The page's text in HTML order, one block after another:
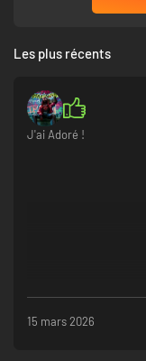
Les plus récents
J'ai Adoré !
15 mars 2026